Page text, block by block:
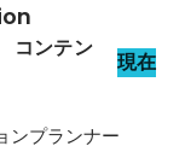
コンテン
現在
ンプランナー